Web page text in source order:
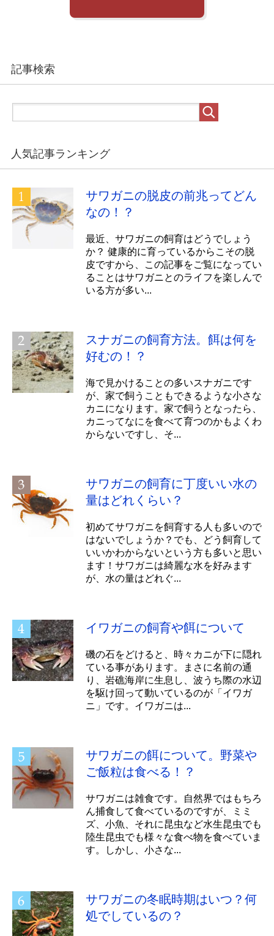
記事検索
人気記事ランキング
サワガニの脱皮の前兆ってどん
なの！？
最近、サワガニの飼育はどうでしょう
か？ 健康的に育っているからこその脱
皮ですから、この記事をご覧になってい
ることはサワガニとのライフを楽しんで
いる方が多い...
スナガニの飼育方法。餌は何を
好むの！？
海で見かけることの多いスナガニです
が、家で飼うこともできるような小さな
カニになります。家で飼うとなったら、
カニってなにを食べて育つのかもよくわ
からないですし、そ...
サワガニの飼育に丁度いい水の
量はどれくらい？
初めてサワガニを飼育する人も多いので
はないでしょうか？でも、どう飼育して
いいかわからないという方も多いと思い
ます！サワガニは綺麗な水を好みます
が、水の量はどれぐ...
イワガニの飼育や餌について
磯の石をどけると、時々カニが下に隠れ
ている事があります。まさに名前の通
り、岩礁海岸に生息し、波うち際の水辺
を駆け回って動いているのが「イワガ
ニ」です。イワガニは...
サワガニの餌について。野菜や
ご飯粒は食べる！？
サワガニは雑食です。自然界ではもちろ
ん捕食して食べているのですが、ミミ
ズ、小魚、それに昆虫など水生昆虫でも
陸生昆虫でも様々な食べ物を食べていま
す。しかし、小さな...
サワガニの冬眠時期はいつ？何
処でしているの？